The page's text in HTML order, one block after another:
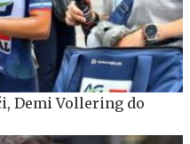
Demi Vollering do